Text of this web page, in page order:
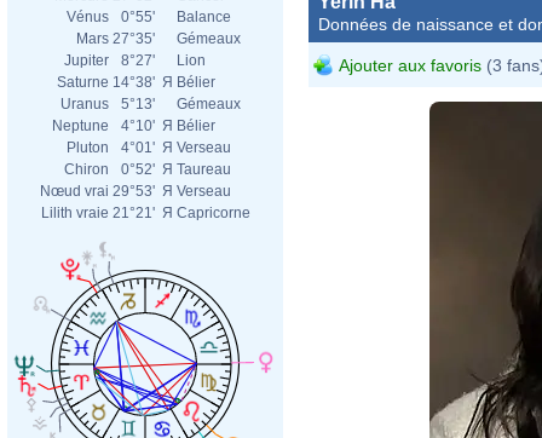
Vénus
0°55'
Balance
Mars 27°35'
Gémeaux
Jupiter
8°27'
Lion
Saturne 14°38' Я Bélier
Uranus
5°13'
Gémeaux
Neptune
4°10' Я Bélier
Pluton
4°01' Я Verseau
Chiron
0°52' Я Taureau
Nœud vrai 29°53' Я Verseau
Lilith vraie 21°21' Я Capricorne
Données de naissance et
Ajouter aux favoris (3